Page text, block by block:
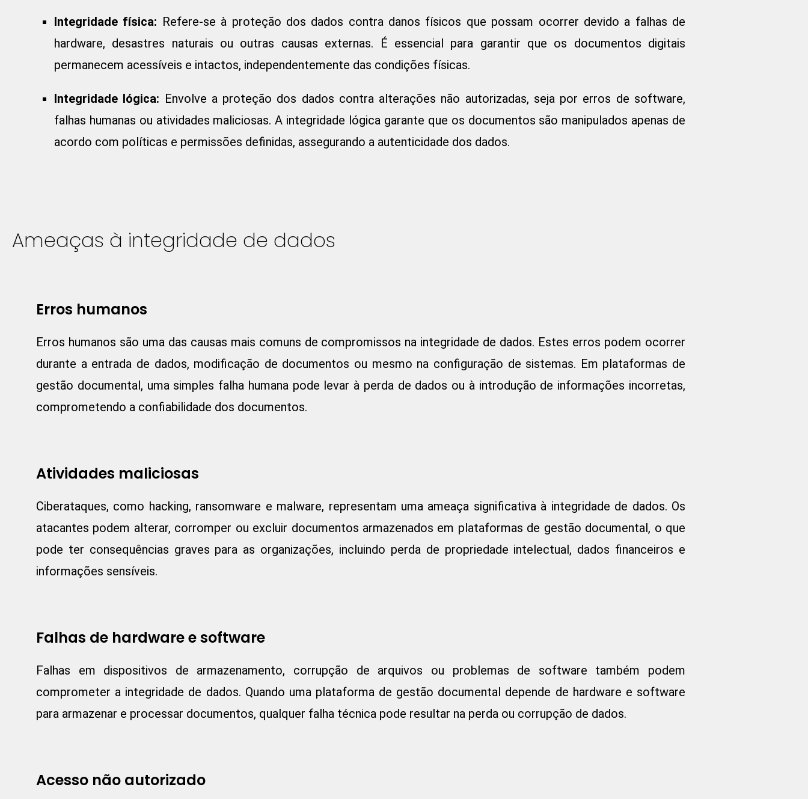
Integridade física: Refere-se à proteção dos dados contra danos físicos que possam ocorrer devido a falhas de
hardware, desastres naturais ou outras causas externas. É essencial para garantir que os documentos digitais
permanecem acessíveis e intactos, independentemente das condições físicas.
Integridade lógica: Envolve a proteção dos dados contra alterações não autorizadas, seja por erros de software,
falhas humanas ou atividades maliciosas. A integridade lógica garante que os documentos são manipulados apenas de
acordo com políticas e permissões definidas, assegurando a autenticidade dos dados.
Ameaças à integridade de dados
Erros humanos
Erros humanos são uma das causas mais comuns de compromissos na integridade de dados. Estes erros podem ocorrer
durante a entrada de dados, modificação de documentos ou mesmo na configuração de sistemas. Em plataformas de
gestão documental, uma simples falha humana pode levar à perda de dados ou à introdução de informações incorretas,
comprometendo a confiabilidade dos documentos.
Atividades maliciosas
Ciberataques, como hacking, ransomware e malware, representam uma ameaça significativa à integridade de dados. Os
atacantes podem alterar, corromper ou excluir documentos armazenados em plataformas de gestão documental, o que
pode ter consequências graves para as organizações, incluindo perda de propriedade intelectual, dados financeiros e
informações sensíveis.
Falhas de hardware e software
Falhas em dispositivos de armazenamento, corrupção de arquivos ou problemas de software também podem
comprometer a integridade de dados. Quando uma plataforma de gestão documental depende de hardware e software
para armazenar e processar documentos, qualquer falha técnica pode resultar na perda ou corrupção de dados.
Acesso não autorizado